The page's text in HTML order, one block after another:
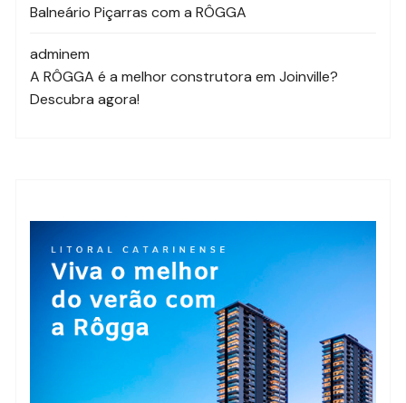
Balneário Piçarras com a RÔGGA
adminem
A RÔGGA é a melhor construtora em Joinville?
Descubra agora!